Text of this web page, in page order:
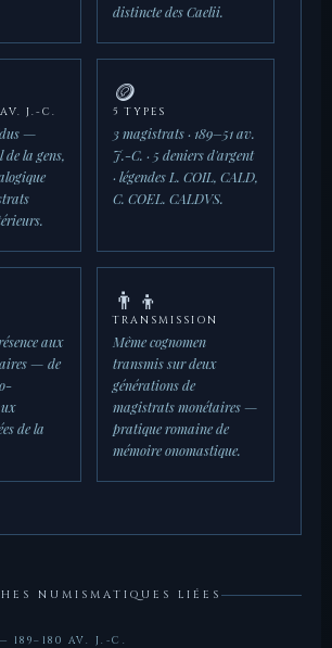
distincte des Caelii.
J.-C.
—
la gens,
🪙
5 TYPES
3 magistrats · 189–51 av.
J.-C. · 5 deniers d'argent
· légendes L. COIL, CALD,
C. COEL. CALDVS.
aux
— de
de la
👨‍👦
TRANSMISSION
Même cognomen
transmis sur deux
générations de
magistrats monétaires —
pratique romaine de
mémoire onomastique.
NUMISMATIQUES LIÉES
189–180 AV. J.-C.